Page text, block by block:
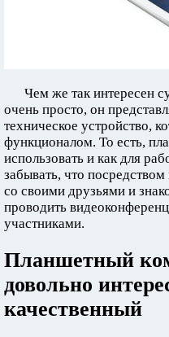
Чем же так интересен
очень просто, он
техническое устройство,
функционалом. То есть,
использовать и как для
забывать, что
со своими друзьями и
проводить
участниками.
Планшетный
довольно
качественный